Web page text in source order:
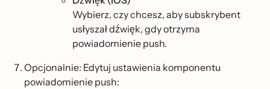
Wybierz, czy chcesz, aby subskrybent
usłyszał dźwięk, gdy otrzyma
powiadomienie push.
Opcjonalnie: Edytuj ustawienia komponentu
powiadomienie push: